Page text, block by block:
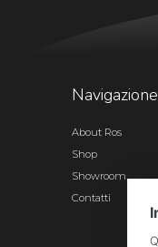
Navigazione
About Ros
Shop
Showroom
Contatti